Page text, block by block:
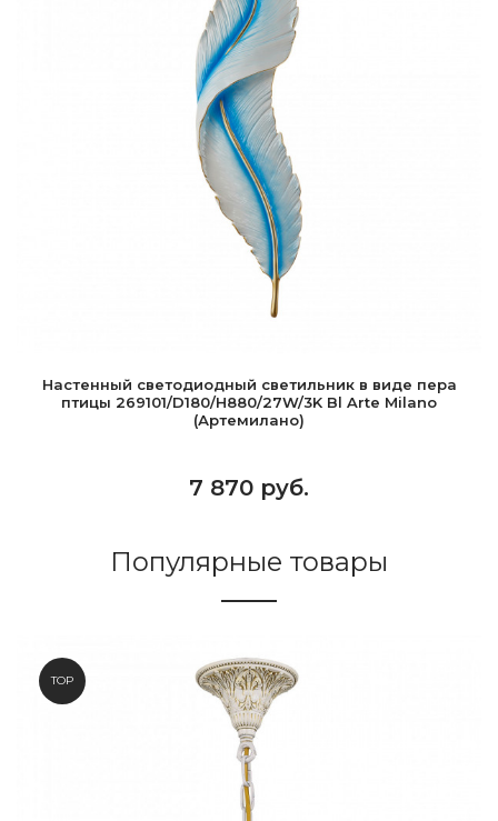
Настенный светодиодный светильник в виде пера
птицы 269101/D180/H880/27W/3K Bl Arte Milano
(Артемилано)
7 870 руб.
Популярные товары
TOP